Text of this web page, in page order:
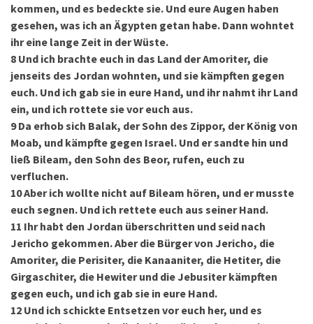
kommen, und es bedeckte sie. Und eure Augen haben
gesehen, was ich an Ägypten getan habe. Dann wohntet
ihr eine lange Zeit in der Wüste.
8 Und ich brachte euch in das Land der Amoriter, die
jenseits des Jordan wohnten, und sie kämpften gegen
euch. Und ich gab sie in eure Hand, und ihr nahmt ihr Land
ein, und ich rottete sie vor euch aus.
9 Da erhob sich Balak, der Sohn des Zippor, der König von
Moab, und kämpfte gegen Israel. Und er sandte hin und
ließ Bileam, den Sohn des Beor, rufen, euch zu
verfluchen.
10Aber ich wollte nicht auf Bileam hören, und er musste
euch segnen. Und ich rettete euch aus seiner Hand.
11 Ihr habt den Jordan überschritten und seid nach
Jericho gekommen. Aber die Bürger von Jericho, die
Amoriter, die Perisiter, die Kanaaniter, die Hetiter, die
Girgaschiter, die Hewiter und die Jebusiter kämpften
gegen euch, und ich gab sie in eure Hand.
12 Und ich schickte Entsetzen vor euch her, und es